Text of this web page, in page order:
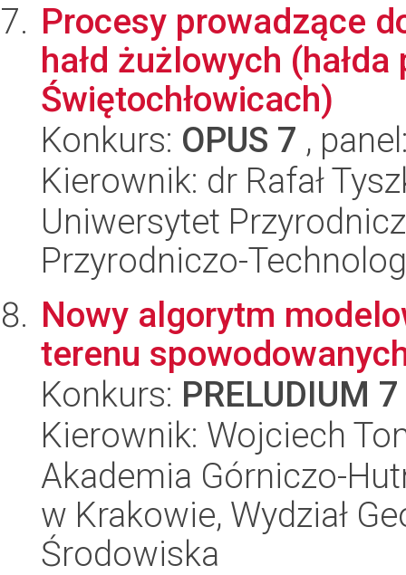
Procesy prowadzące
hałd żużlowych
Świętochłowicach)
Konkurs: OPUS 7 ,
Kierownik: dr Rafał
Uniwersytet
Przyrodniczo-
Nowy algorytm
terenu
Konkurs: PRELUDIUM 7
Kierownik: Wojciech
Akademia Górniczo-
w Krakowie, Wydział
Środowiska